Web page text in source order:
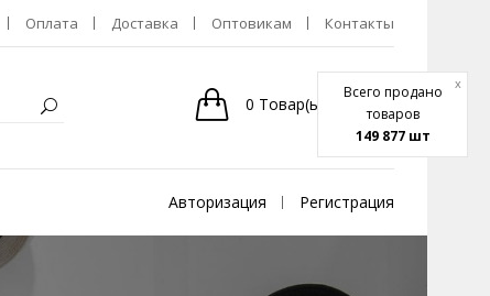
Всего продано
товаров
149 877 шт
x
Оплата Доставка Оптовикам Контакты
0 Товар(ы) 0р.
Авторизация Регистрация